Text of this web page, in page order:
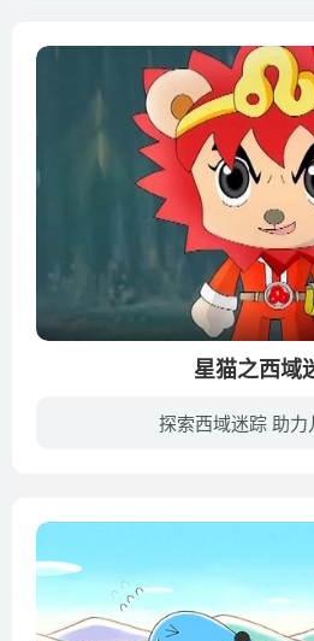
星猫之西域
探索西域迷踪 助力